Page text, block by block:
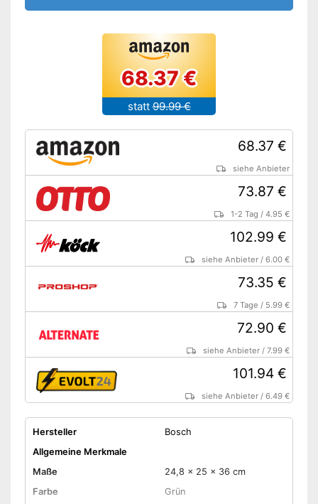
68.37 €
statt 99.99 €
68.37 €
siehe Anbieter
73.87 €
1-2 Tag /4.95 €
102.99 €
siehe Anbieter /6.00 €
73.35 €
7 Tage / 5.99 €
72.90 €
siehe Anbieter /7.99 €
101.94 €
siehe Anbieter /6.49 €
Hersteller
Bosch
Allgemeine Merkmale
Maße
24,8 x 25 x 36 cm
Farbe
Grün